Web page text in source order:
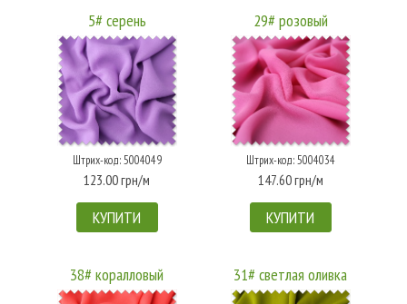
5# серень
Штрих-код: 5004049
123.00 грн/м
КУПИТИ
29# розовый
Штрих-код: 5004034
147.60 грн/м
КУПИТИ
38# коралловый 31# светлая оливка